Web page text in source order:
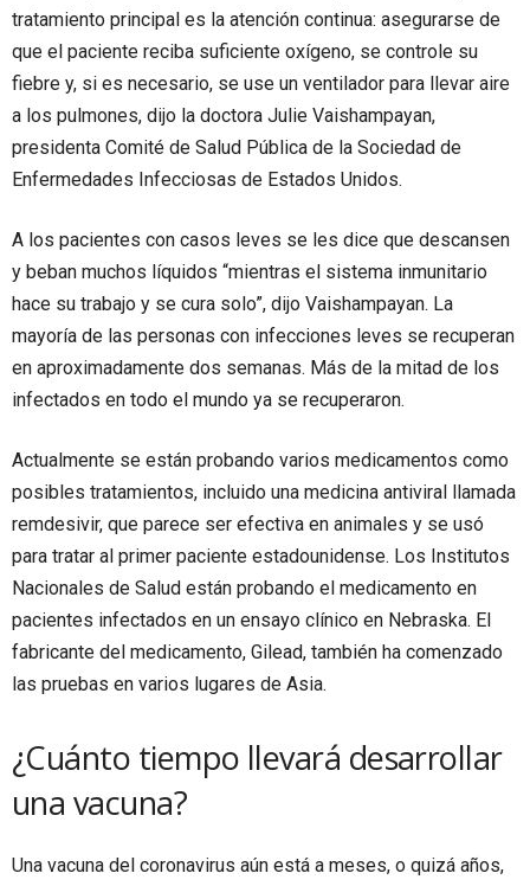
tratamiento principal es la atención continua: asegurarse de
que el paciente reciba suficiente oxígeno, se controle su
fiebre y, si es necesario, se use un ventilador para llevar aire
a los pulmones, dijo la doctora Julie Vaishampayan,
presidenta Comité de Salud Pública de la Sociedad de
Enfermedades Infecciosas de Estados Unidos.
A los pacientes con casos leves se les dice que descansen
y beban muchos líquidos “mientras el sistema inmunitario
hace su trabajo y se cura solo”, dijo Vaishampayan. La
mayoría de las personas con infecciones leves se recuperan
en aproximadamente dos semanas. Más de la mitad de los
infectados en todo el mundo ya se recuperaron.
Actualmente se están probando varios medicamentos como
posibles tratamientos, incluido una medicina antiviral llamada
remdesivir, que parece ser efectiva en animales y se usó
para tratar al primer paciente estadounidense. Los Institutos
Nacionales de Salud están probando el medicamento en
pacientes infectados en un ensayo clínico en Nebraska. El
fabricante del medicamento, Gilead, también ha comenzado
las pruebas en varios lugares de Asia.
¿Cuánto tiempo llevará desarrollar
una vacuna?
Una vacuna del coronavirus aún está a meses, o quizá años,